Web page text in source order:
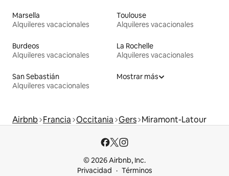
Marsella
Alquileres vacacionales
Toulouse
Alquileres vacacionales
Burdeos
Alquileres vacacionales
La Rochelle
Alquileres vacacionales
San Sebastián
Alquileres vacacionales
Mostrar más
Airbnb Francia Occitania Gers Miramont-Latour
© 2026 Airbnb, Inc.
Privacidad
Términos